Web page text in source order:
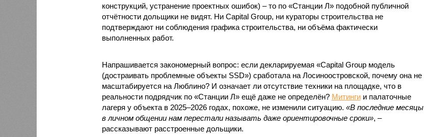
конструкций, устранение проектных ошибок) – то по «Станции Л» подобной публичной
отчётности дольщики не видят. Ни Capital Group, ни кураторы строительства не
подтверждают ни соблюдения графика строительства, ни объёма фактически
выполненных работ.
Напрашивается закономерный вопрос: если декларируемая «Capital Group модель
(достраивать проблемные объекты SSD») сработала на Лосиноостровской, почему она не
масштабируется на Люблино? И означает ли отсутствие техники на площадке, что в
реальности подрядчик по «Станции Л» ещё даже не определён? Митингии палаточные
лагеря у объекта в 2025–2026 годах, похоже, не изменили ситуацию. «В последние месяцы
в личном общении нам перестали называть даже ориентировочные сроки», –
рассказывают расстроенные дольщики.